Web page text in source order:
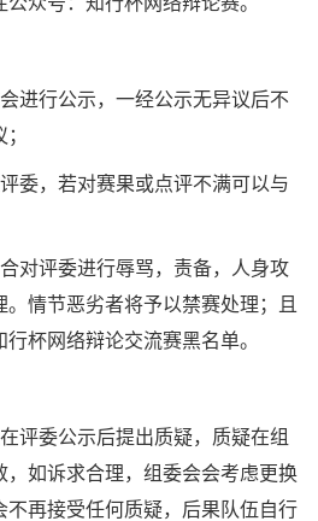
行公示，一经公示无异议后不
，若对赛果或点评不满可以与
评委进行辱骂，责备，人身攻
情节恶劣者将予以禁赛处理；且
杯网络辩论交流赛黑名单。
委公示后提出质疑，质疑在组
如诉求合理，组委会会考虑更换
再接受任何质疑，后果队伍自行